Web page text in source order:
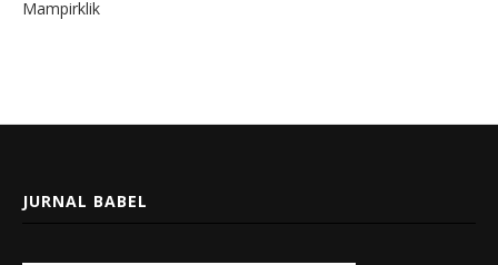
Mampirklik
JURNAL BABEL